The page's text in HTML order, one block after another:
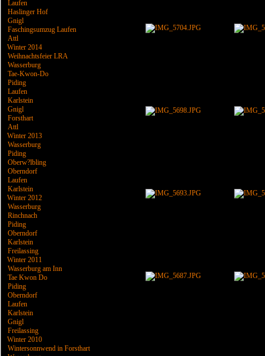
Laufen
Haslinger Hof
Gnigl
Faschingsumzug Laufen
Attl
Winter 2014
Weihnachtsfeier LRA
Wasserburg
Tae-Kwon-Do
Piding
Laufen
Karlstein
Gnigl
Forsthart
Attl
Winter 2013
Wasserburg
Piding
Oberw?lbling
Oberndorf
Laufen
Karlstein
Winter 2012
Wasserburg
Rinchnach
Piding
Oberndorf
Karlstein
Freilassing
Winter 2011
Wasserburg am Inn
Tae Kwon Do
Piding
Oberndorf
Laufen
Karlstein
Gnigl
Freilassing
Winter 2010
Wintersonnwend in Forsthart